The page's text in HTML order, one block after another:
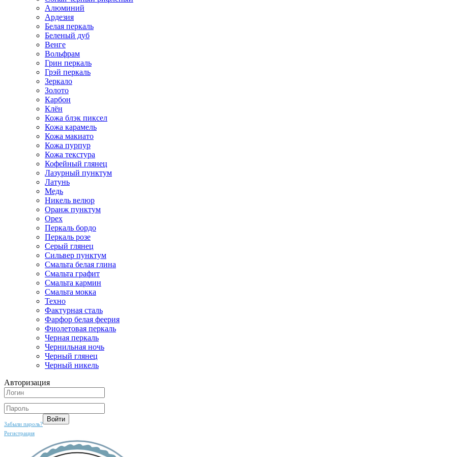
Алюминий
Ардезия
Белая перкаль
Беленый дуб
Венге
Вольфрам
Грин перкаль
Грэй перкаль
Зеркало
Золото
Карбон
Клён
Кожа блэк пиксел
Кожа карамель
Кожа макиато
Кожа пурпур
Кожа текстура
Кофейный глянец
Лазурный пунктум
Латунь
Медь
Никель велюр
Оранж пунктум
Орех
Перкаль бордо
Перкаль розе
Серый глянец
Сильвер пунктум
Смальта белая глина
Смальта графит
Смальта кармин
Смальта мокка
Техно
Фактурная сталь
Фарфор белая феерия
Фиолетовая перкаль
Черная перкаль
Чернильная ночь
Черный глянец
Черный никель
Авторизация
Забыли пароль?
Регистрация